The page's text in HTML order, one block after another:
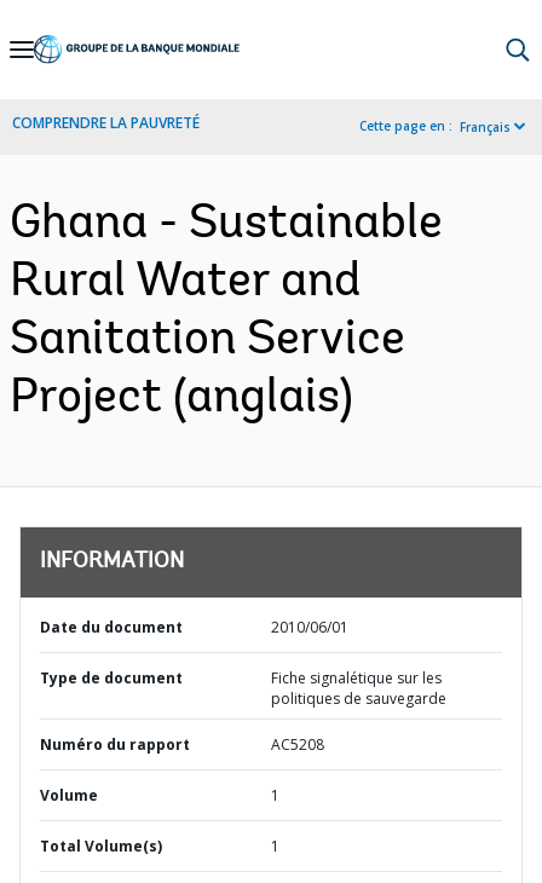
Skip
Navigation
COMPRENDRE LA PAUVRETÉ Cette page en : Français
Ghana - Sustainable
Rural Water and
Sanitation Service
Project (anglais)
INFORMATION
Date du document 2010/06/01
Type de document
Fiche signalétique sur les
politiques de sauvegarde
Numéro du rapport AC5208
Volume 1
Total Volume(s) 1